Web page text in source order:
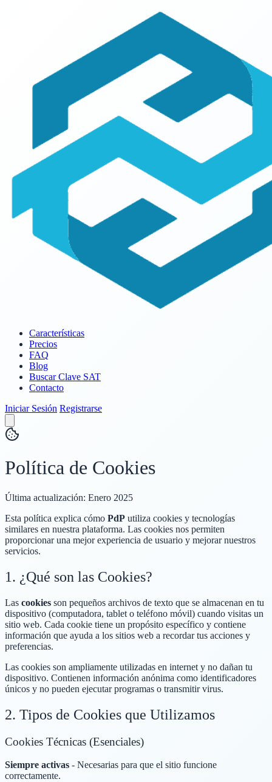
Características
Precios
FAQ
Blog
Buscar Clave SAT
Contacto
Iniciar Sesión Registrarse
Política de Cookies
Última actualización: Enero 2025
Esta política explica cómo PdP utiliza cookies y tecnologías
similares en nuestra plataforma. Las cookies nos permiten
proporcionar una mejor experiencia de usuario y mejorar nuestros
servicios.
1. ¿Qué son las Cookies?
Las cookies son pequeños archivos de texto que se almacenan en tu
dispositivo (computadora, tablet o teléfono móvil) cuando visitas un
sitio web. Cada cookie tiene un propósito específico y contiene
información que ayuda a los sitios web a recordar tus acciones y
preferencias.
Las cookies son ampliamente utilizadas en internet y no dañan tu
dispositivo. Contienen información anónima como identificadores
únicos y no pueden ejecutar programas o transmitir virus.
2. Tipos de Cookies que Utilizamos
Cookies Técnicas (Esenciales)
Siempre activas - Necesarias para que el sitio funcione
correctamente.